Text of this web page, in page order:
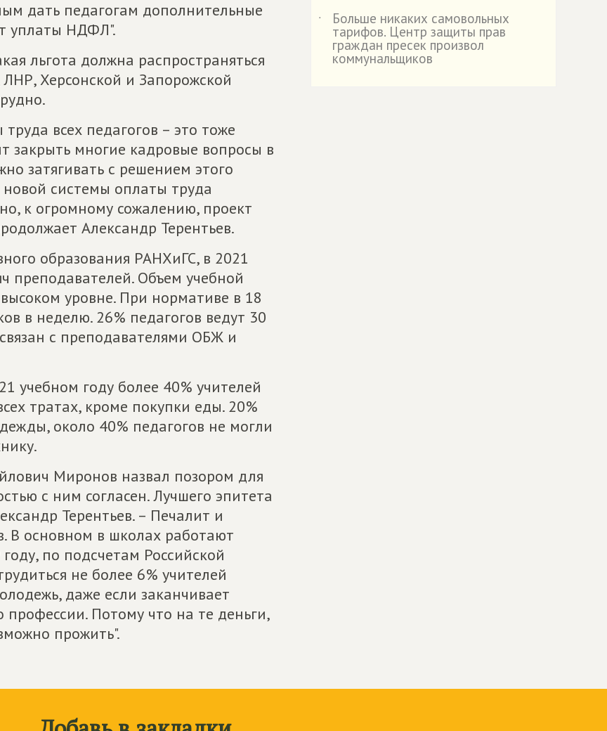
дать педагогам дополнительные
уплаты НДФЛ".
льгота должна распространяться
Херсонской и Запорожской
всех педагогов – это тоже
закрыть многие кадровые вопросы в
затягивать с решением этого
системы оплаты труда
к огромному сожалению, проект
Александр Терентьев.
образования РАНХиГС, в 2021
преподавателей. Объем учебной
уровне. При нормативе в 18
в неделю. 26% педагогов ведут 30
с преподавателями ОБЖ и
учебном году более 40% учителей
тратах, кроме покупки еды. 20%
около 40% педагогов не могли
Миронов назвал позором для
с ним согласен. Лучшего эпитета
Терентьев. – Печалит и
В основном в школах работают
по подсчетам Российской
не более 6% учителей
даже если заканчивает
профессии. Потому что на те деньги,
прожить".
˙
Больше никаких самовольных
тарифов. Центр защиты прав
граждан пресек произвол
коммунальщиков